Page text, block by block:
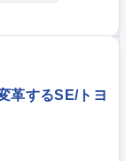
生産、会計、購買
善提案 ○ABAPや
改修や機能追加を継
【東
システムを支える
革するSE/トヨ